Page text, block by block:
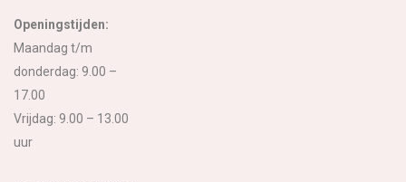
Openingstijden:
Maandag t/m
donderdag: 9.00 –
17.00
Vrijdag: 9.00 – 13.00
uur